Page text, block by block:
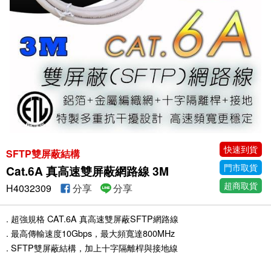
SFTP雙屏蔽結構
Cat.6A 真高速雙屏蔽網路線 3M
快速到貨
門市取貨
超商取貨
H4032309 分享 分享
. 超強規格 CAT.6A 真高速雙屏蔽SFTP網路線
. 最高傳輸速度10Gbps，最大頻寬達800MHz
. SFTP雙屏蔽結構，加上十字隔離桿與接地線